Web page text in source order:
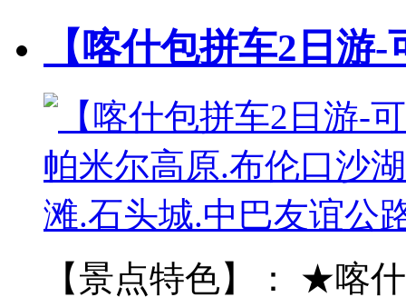
【喀什包拼车2日游-
【景点特色】： ★喀